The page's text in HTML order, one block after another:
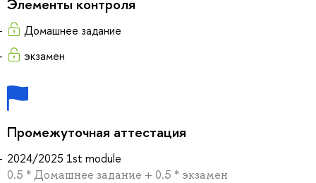
Элементы контроля
Домашнее задание
экзамен
Промежуточная аттестация
2024/2025 1st module
0.5 * Домашнее задание + 0.5 * экзамен